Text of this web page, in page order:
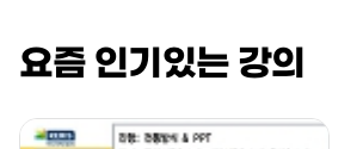
요즘 인기있는 강의